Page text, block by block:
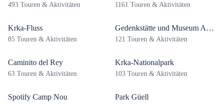
493 Touren & Aktivitäten 1161 Touren & Aktivitäten
Krka-Fluss
85 Touren & Aktivitäten
Gedenkstätte und Museum Auschwitz-Birkenau
121 Touren & Aktivitäten
Caminito del Rey
63 Touren & Aktivitäten
Krka-Nationalpark
103 Touren & Aktivitäten
Spotify Camp Nou Park Güell